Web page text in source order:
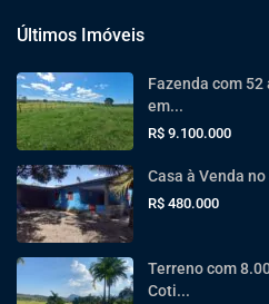
Últimos Imóveis
Fazenda com
em...
R$ 9.100.000
Casa à Venda no
R$ 480.000
Terreno com
Coti...